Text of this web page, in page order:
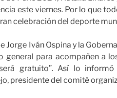
este viernes. Por lo que
celebración del deporte
Jorge Iván Ospina y la
general para acompañen a
gratuito”. Así lo
presidente del comité